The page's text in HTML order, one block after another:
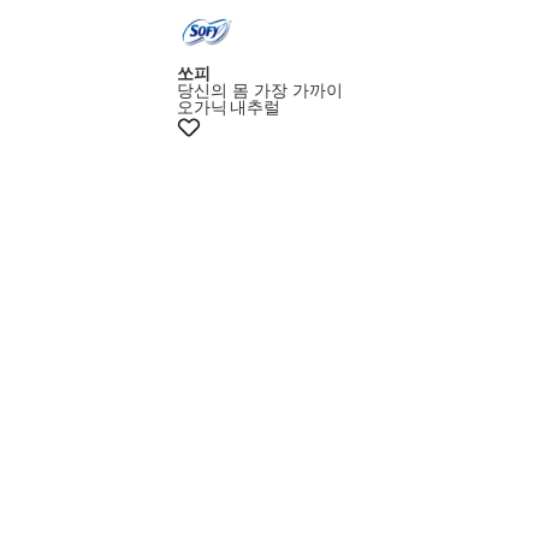
멤버스15%쿠폰
쏘피
당신의 몸 가장 가까이
오가닉 내추럴